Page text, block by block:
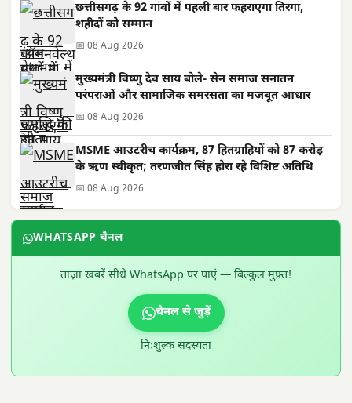
छत्तीसगढ़ के 92 गांवों में पहली बार फहराएगा तिरंगा,
शहीदों को सम्मान
📅 08 Aug 2026
मुख्यमंत्री विष्णु देव साय बोले- सेन समाज सनातन
परंपराओं और सामाजिक समरसता का मजबूत आधार
📅 08 Aug 2026
MSME आउटरीच कार्यक्रम, 87 हितग्राहियों को 87 करोड़
के ऋण स्वीकृत; तरणजीत सिंह होरा रहे विशिष्ट अतिथि
📅 08 Aug 2026
WHATSAPP चैनल
ताज़ा खबरें सीधे WhatsApp पर पाएं — बिल्कुल मुफ़्त!
चैनल से जुड़ें
निःशुल्क सदस्यता